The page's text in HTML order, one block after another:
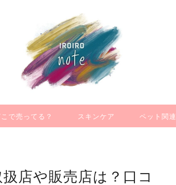
こで売ってる？ スキンケア ペット関連
店や販売店は？口コ